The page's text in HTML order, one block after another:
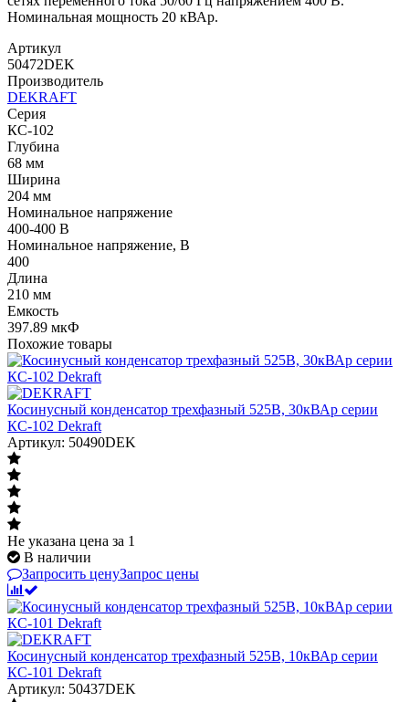
Номинальная мощность 20 кВАр.
Артикул
50472DEK
Производитель
DEKRAFT
Серия
КС-102
Глубина
68 мм
Ширина
204 мм
Номинальное напряжение
400-400 В
Номинальное напряжение, В
400
Длина
210 мм
Емкость
397.89 мкФ
Похожие товары
Косинусный конденсатор трехфазный 525В, 30кВАр серии
КС-102 Dekraft
Артикул: 50490DEK
Не указана цена за 1
В наличии
Запросить ценуЗапрос цены
Косинусный конденсатор трехфазный 525В, 10кВАр серии
КС-101 Dekraft
Артикул: 50437DEK